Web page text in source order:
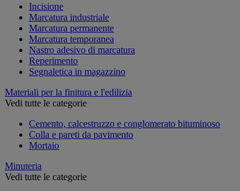
Incisione
Marcatura industriale
Marcatura permanente
Marcatura temporanea
Nastro adesivo di marcatura
Reperimento
Segnaletica in magazzino
Materiali per la finitura e l'edilizia
Vedi tutte le categorie
Cemento, calcestruzzo e conglomerato bituminoso
Colla e pareti da pavimento
Mortaio
Minuteria
Vedi tutte le categorie